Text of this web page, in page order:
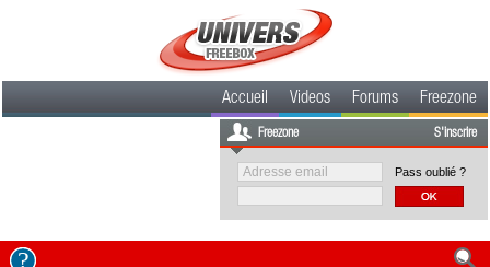
Accueil Videos Forums Freezone
Freezone S'inscrire
Pass oublié ?